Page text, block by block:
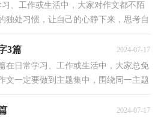
、工作或生活中，大家对作文都不陌
独处习惯，让自己的心静下来，思考自
3篇 2024-07-17
在日常学习、工作或生活中，大家总免
文一定要做到主题集中，围绕同一主题
2024-07-17